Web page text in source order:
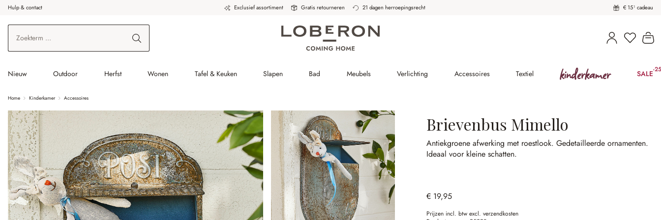
de hoofdinhoud
Ga naar zoeken
Ga naar de hoofdnavigatie
Hulp & contact Exclusief assortiment Gratis retourneren 21 dagen herroepingsrecht € 15¹ cadeau
U heeft
Nieuw Outdoor Herfst Wonen Tafel & Keuken Slapen Bad Meubels Verlichting Accessoires Textiel kinderkamer SALE-
Home Kinderkamer Accessoires
Brievenbus Mimello
Antiekgroene afwerking met roestlook.Gedetailleerde ornamenten.
Ideaal voor kleine schatten.
€ 19,95
Prijzen incl. btw excl. verzendkosten